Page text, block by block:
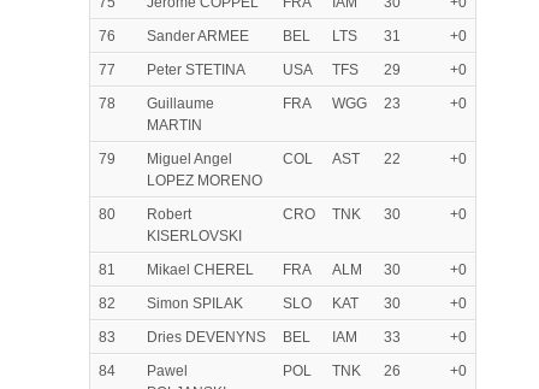
76
Sander ARMEE BEL LTS 31
+0
77
Peter STETINA USA TFS 29
+0
78
Guillaume
MARTIN
FRA WGG 23 +0
79
Miguel Angel
LOPEZ MORENO
COL AST 22 +0
80
Robert
KISERLOVSKI
CRO TNK 30 +0
81 Mikael CHEREL FRA ALM 30
+0
82
Simon SPILAK SLO KAT 30
+0
83
Dries DEVENYNS BEL IAM 33
+0
84
Pawel
POL TNK 26 +0